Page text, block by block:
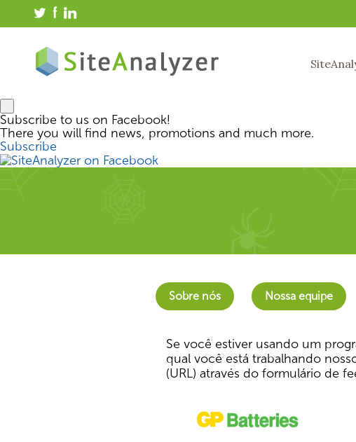
Subscribe to us on Facebook!
There you will find news, promotions and much more.
Subscribe
Sobre nós Nossa equipe
Se você estiver usando um
qual você está trabalhando
(URL) através do formulário de